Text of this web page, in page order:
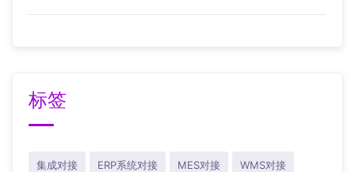
标签
集成对接 ERP系统对接 MES对接 WMS对接